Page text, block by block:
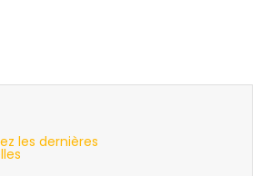
les dernières